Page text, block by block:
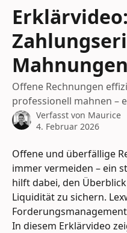
Erklärvideo:
Offene Rechnungen
professionell mahnen –
Verfasst von Maurice
4. Februar 2026
Offene und überfällige
immer vermeiden – ein
hilft dabei, den
Liquidität zu sichern.
In diesem Erklärvideo